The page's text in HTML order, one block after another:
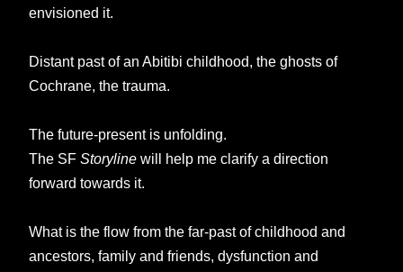
envisioned it.
Distant past of an Abitibi childhood, the ghosts of
Cochrane, the trauma.
The future-present is unfolding.
The SF Storyline will help me clarify a direction
forward towards it.
What is the flow from the far-past of childhood and
ancestors, family and friends, dysfunction and